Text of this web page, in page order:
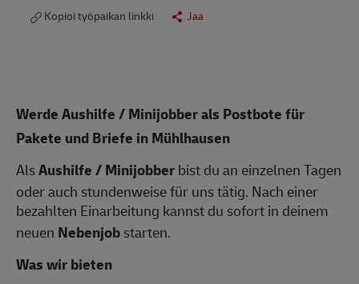
Kopioi työpaikan linkki Jaa
Werde Aushilfe / Minijobber als Postbote für
Pakete und Briefe in Mühlhausen
AlsAushilfe / Minijobberbist du an einzelnen Tagen
oder auch stundenweise für uns tätig. Nach einer
bezahlten Einarbeitung kannst du sofort in deinem
neuen Nebenjobstarten.
Was wir bieten